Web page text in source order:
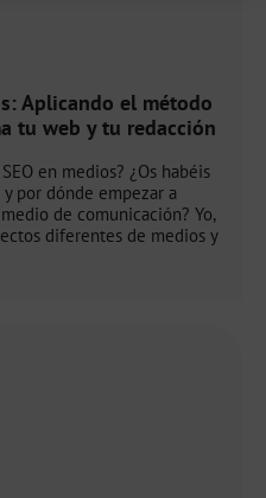
Aplicando el método
tu web y tu redacción
en medios? ¿Os habéis
por dónde empezar a
de comunicación? Yo,
diferentes de medios y